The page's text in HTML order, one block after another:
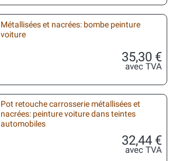
Métallisées et nacrées: bombe peinture
voiture
35,30 €
avec TVA
Pot retouche carrosserie métallisées et
nacrées: peinture voiture dans teintes
automobiles
32,44 €
avec TVA